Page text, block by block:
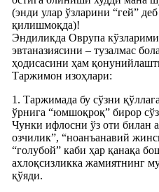
(энди улар ўзларини “гей”
қилишмоқда)!
Эндиликда Оврупа
эвтаназиясини – тузалмас
ҳодисасини ҳам
Таржимон изоҳлари:
1. Таржимада бу сўзни
ўрнига “юмшоқроқ” бирор
Чунки ифлосни ўз оти билан
озчилик”, “ноанъанавий
“голубой” каби ҳар қанақа
ахлоқсизликка жамиятнинг
қўяди.